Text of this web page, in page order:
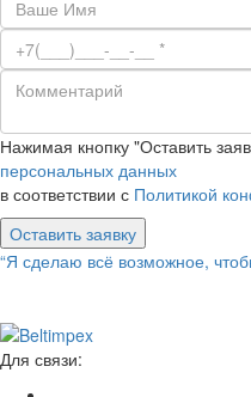
Нажимая кнопку "Оставить
персональных данных
в соответствии с Политикой
Оставить заявку
“Я сделаю всё возможное,
Для связи: